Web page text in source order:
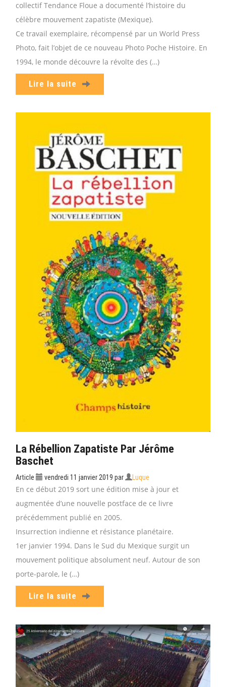
collectif Tendance Floue a documenté l’histoire du
célèbre mouvement zapatiste (Mexique).
Ce travail exemplaire, récompensé par un World Press
Photo, fait l’objet de ce nouveau Photo Poche Histoire. En
1994, le monde découvre la révolte des (…)
Lire la suite
La Rébellion Zapatiste Par Jérôme
Baschet
Article vendredi 11 janvier 2019 par Luque
En ce début 2019 sort une édition mise à jour et
augmentée d’une nouvelle postface de ce livre
précédemment publié en 2005.
Insurrection indienne et résistance planétaire.
1er janvier 1994. Dans le Sud du Mexique surgit un
mouvement politique absolument neuf. Autour de son
porte-parole, le (…)
Lire la suite